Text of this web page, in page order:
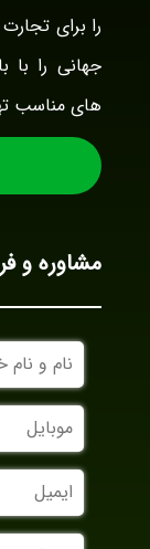
را برای
جهانی را
های مناسب
مشاوره و
نام
و
نام
خانوادگی
موبایل
ایمیل